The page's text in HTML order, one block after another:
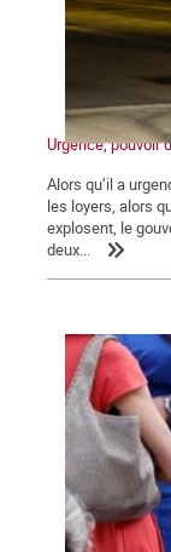
Urgence, pouvoir
Alors qu’il a
les loyers, alors
explosent, le
deux...